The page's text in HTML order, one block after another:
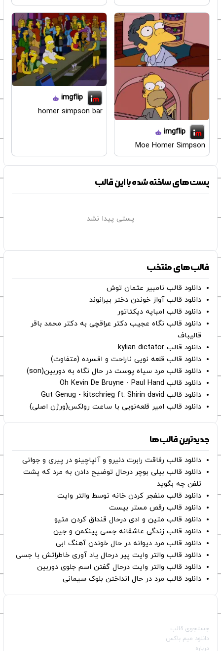
imgflip
Moe Homer Simpson
imgflip
homer simpson bar
پست‌های ساخته شده با این قالب
پستی پیدا نشد
قالب‌های منتخب
دانلود قالب نامبیر عثمان ‌توش
دانلود قالب آواز خوندن دختر بیرانوند
دانلود قالب امباپه دیکتاتور
دانلود قالب نگاه عجیب دکتر عراقچی به دکتر محمد باقر
قالیباف
دانلود قالب kylian dictator
دانلود قالب قلعه نویی ناراحت و افسرده (متفاوت)
دانلود قالب مرد سیاه پوست در حال نگاه به دوربین(son)
دانلود قالب Oh Kevin De Bruyne - Paul Hand
دانلود قالب Gut Genug - kitschrieg ft. Shirin david
دانلود قالب امیر قلعه‌نویی با ساعت رولکس(ورژن اصلی)
جدیدترین قالب‌ها
دانلود قالب رفاقت رابرت دنیرو و آلپاچینو در پیری و جوانی
دانلود قالب بیلی بوچر درحال توضیح دادن به مرد که پشت
تلفن چه بگوید
دانلود قالب منفجر کردن خانه توسط والتر وایت
دانلود قالب رقص مستر بیست
دانلود قالب متین و ادی درحال قنداق کردن متیو
دانلود قالب زندگی عاشقانه جسی پینکمن و جین
دانلود قالب مرد دیوانه در حال خوندن آهنگ ابی
دانلود قالب والتر وایت پیر درحال یاد آوری خاطراتش با جسی
دانلود قالب والتر وایت درحال گفتن اسم جلوی دوربین
دانلود قالب مرد در حال انداختن بلوک سیمانی
جستجوی قالب
دانلود میم باکس
درباره